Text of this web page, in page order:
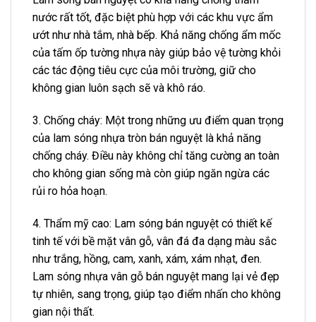
nước rất tốt, đặc biệt phù hợp với các khu vực ẩm
ướt như nhà tắm, nhà bếp. Khả năng chống ẩm mốc
của tấm ốp tường nhựa này giúp bảo vệ tường khỏi
các tác động tiêu cực của môi trường, giữ cho
không gian luôn sạch sẽ và khô ráo.
3. Chống cháy: Một trong những ưu điểm quan trọng
của lam sóng nhựa tròn bán nguyệt là khả năng
chống cháy. Điều này không chỉ tăng cường an toàn
cho không gian sống mà còn giúp ngăn ngừa các
rủi ro hỏa hoạn.
4. Thẩm mỹ cao: Lam sóng bán nguyệt có thiết kế
tinh tế với bề mặt vân gỗ, vân đá đa dạng màu sắc
như trắng, hồng, cam, xanh, xám, xám nhạt, đen.
Lam sóng nhựa vân gỗ bán nguyệt mang lại vẻ đẹp
tự nhiên, sang trọng, giúp tạo điểm nhấn cho không
gian nội thất.